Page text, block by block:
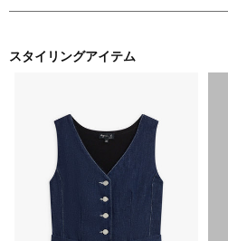
スタイリングアイテム